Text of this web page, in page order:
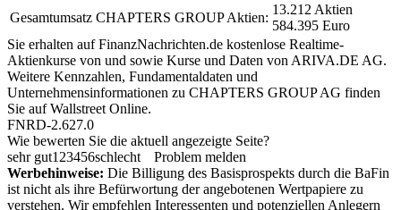
Gesamtumsatz CHAPTERS GROUP Aktien:
13.212 Aktien
584.395 Euro
Sie erhalten auf FinanzNachrichten.de kostenlose Realtime-
Aktienkurse von und sowie Kurse und Daten von ARIVA.DE AG.
Weitere Kennzahlen, Fundamentaldaten und
Unternehmensinformationen zu CHAPTERS GROUP AG finden
Sie aufWallstreet Online.
FNRD-2.627.0
Wie bewerten Sie die aktuell angezeigte Seite?
sehr gut1 23456schlecht
Problem melden
Werbehinweise: Die Billigung des Basisprospekts durch die BaFin
ist nicht als ihre Befürwortung der angebotenen Wertpapiere zu
verstehen. Wir empfehlen Interessenten und potenziellen Anlegern